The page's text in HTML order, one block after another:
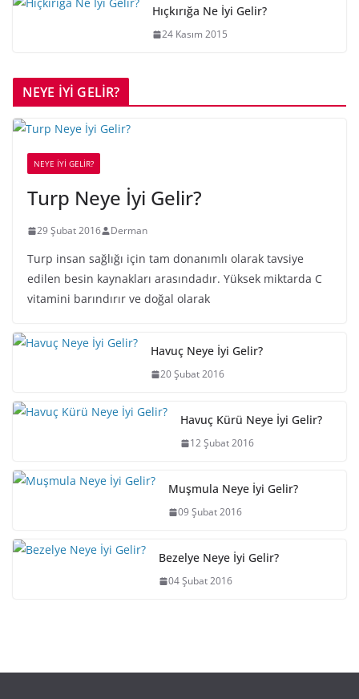
Hıçkırığa Ne İyi Gelir?
24 Kasım 2015
NEYE İYİ GELİR?
NEYE İYİ GELİR?
Turp Neye İyi Gelir?
29 Şubat 2016 Derman
Turp insan sağlığı için tam donanımlı olarak tavsiye
edilen besin kaynakları arasındadır. Yüksek miktarda C
vitamini barındırır ve doğal olarak
Havuç Neye İyi Gelir?
20 Şubat 2016
Havuç Kürü Neye İyi Gelir?
12 Şubat 2016
Muşmula Neye İyi Gelir?
09 Şubat 2016
Bezelye Neye İyi Gelir?
04 Şubat 2016